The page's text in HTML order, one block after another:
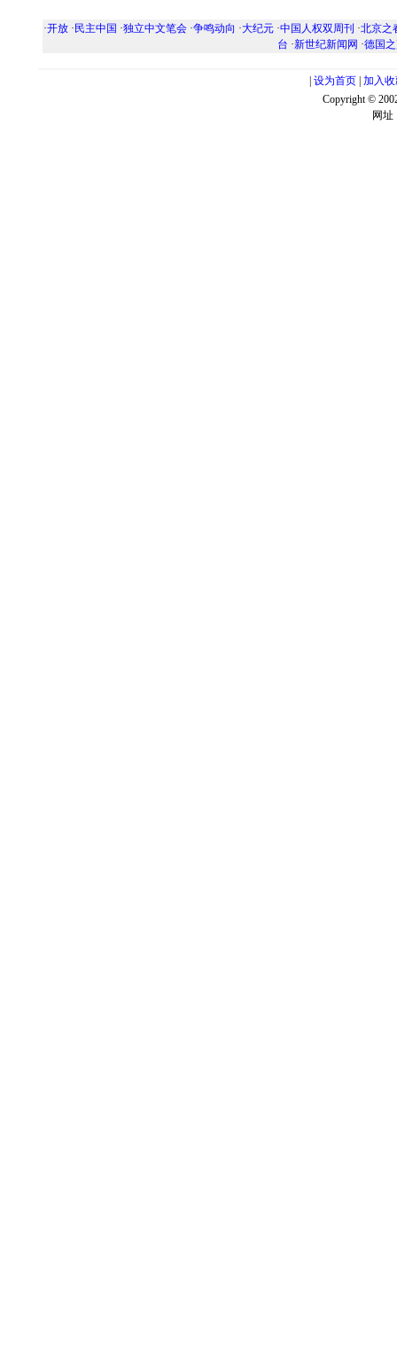
·开放 · 民主中国 ·独立中文笔会 ·争鸣动向 ·大纪元 ·中国人权双周刊 ·北京之
台 ·新世纪新闻网 ·德国
设为首页 加入
Copyright ©
网址